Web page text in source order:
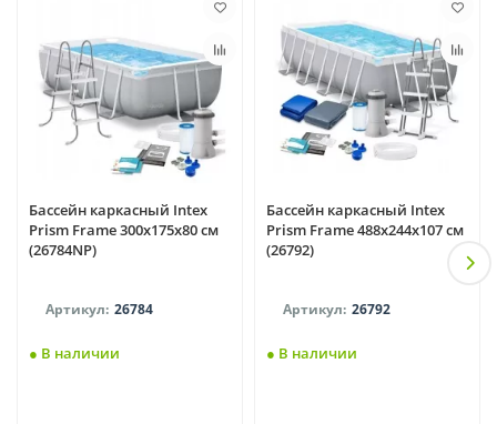
Бассейн каркасный Intex
Prism Frame 300x175x80 см
(26784NP)
26784
● В наличии
Бассейн каркасный Intex
Prism Frame 488x244x107 см
(26792)
26792
● В наличии